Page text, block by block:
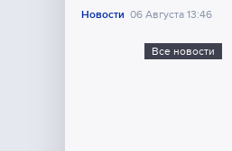
Новости 06 Августа 13:46
Все новости